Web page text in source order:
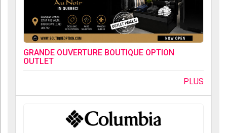
GRANDE OUVERTURE BOUTIQUE OPTION
OUTLET
PLUS